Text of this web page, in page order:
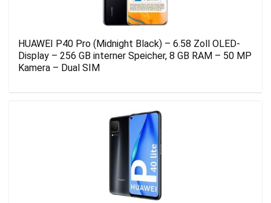
HUAWEI P40 Pro (Midnight Black) – 6.58 Zoll OLED-
Display – 256 GB interner Speicher, 8 GB RAM – 50 MP
Kamera – Dual SIM